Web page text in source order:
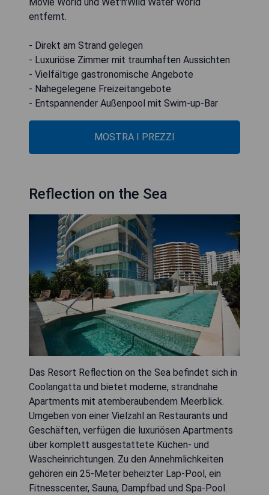
Movie World und Wet'n'Wild Water World
entfernt.
- Direkt am Strand gelegen
- Luxuriöse Zimmer mit traumhaften Aussichten
- Vielfältige gastronomische Angebote
- Nahegelegene Freizeitangebote
- Entspannender Außenpool mit Swim-up-Bar
MOSTRA I PREZZI
Reflection on the Sea
Das Resort Reflection on the Sea befindet sich in
Coolangatta und bietet moderne, strandnahe
Apartments mit atemberaubendem Meerblick.
Umgeben von einer Vielzahl an Restaurants und
Geschäften, verfügen die luxuriösen Apartments
über komplett ausgestattete Küchen- und
Wascheinrichtungen. Zu den Annehmlichkeiten
gehören ein 25-Meter beheizter Lap-Pool, ein
Fitnesscenter, Sauna, Dampfbad und Spa-Pool.